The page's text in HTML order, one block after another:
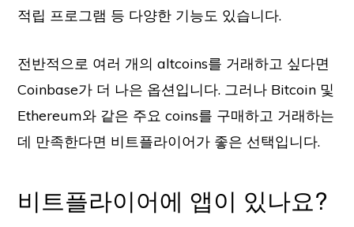
적립 프로그램 등 다양한 기능도 있습니다.
전반적으로 여러 개의 altcoins를 거래하고 싶다면
Coinbase가 더 나은 옵션입니다. 그러나 Bitcoin 및
Ethereum와 같은 주요 coins를 구매하고 거래하는
데 만족한다면 비트플라이어가 좋은 선택입니다.
비트플라이어에 앱이 있나요?